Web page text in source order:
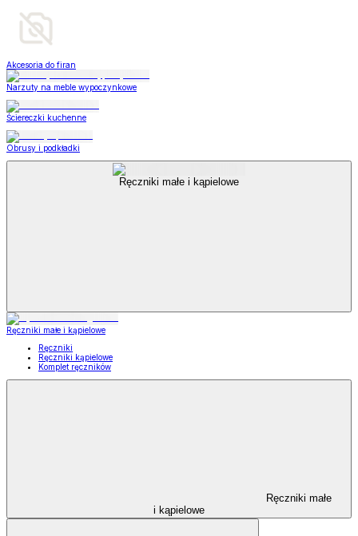
Akcesoria do firan
Narzuty na meble wypoczynkowe
Ściereczki kuchenne
Obrusy i podkładki
Ręczniki małe i kąpielowe
Ręczniki małe i kąpielowe
Ręczniki
Ręczniki kąpielowe
Komplet ręczników
Ręczniki małe
i kąpielowe